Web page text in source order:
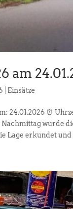
am
Einsätze
24.01.2026 ⏰
wurde
Lage erkundet und